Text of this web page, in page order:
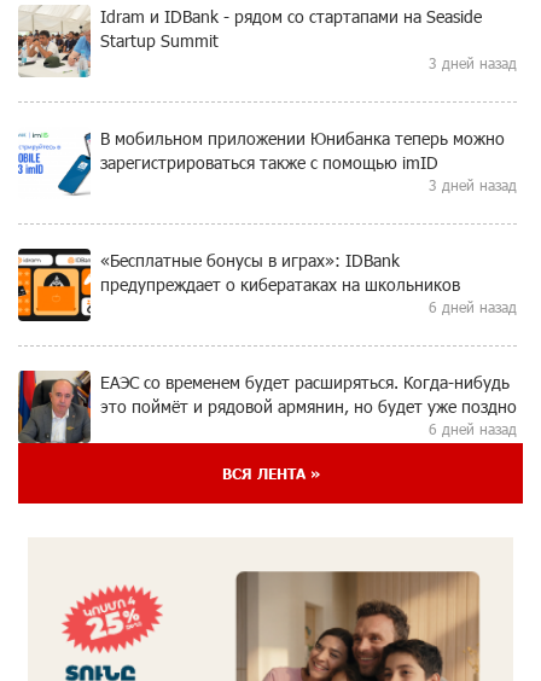
Idram и IDBank - рядом со стартапами на Seaside
Startup Summit
3 дней назад
В мобильном приложении Юнибанка теперь можно
зарегистрироваться также с помощью imID
3 дней назад
«Бесплатные бонусы в играх»: IDBank
предупреждает о кибератаках на школьников
6 дней назад
ЕАЭС со временем будет расширяться. Когда-нибудь
это поймёт и рядовой армянин, но будет уже поздно
6 дней назад
Если Израиль использует тему Геноцида армян
6 дней назад
ВТБ (Армения): вклад «Стабильный» — до 10%
годовых и оформление в мобильном приложении
ВСЯ ЛЕНТА »